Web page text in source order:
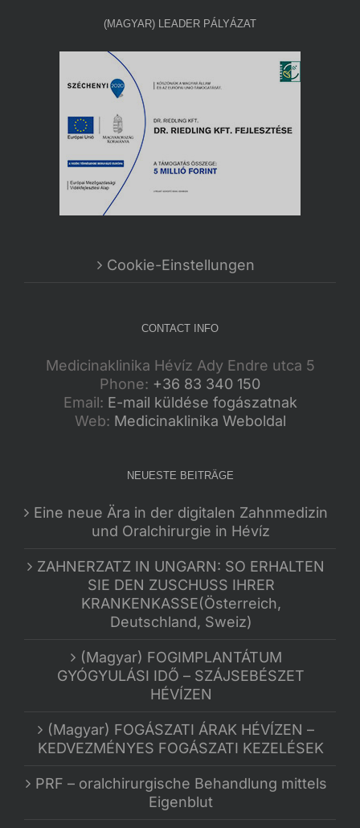
(MAGYAR) LEADER PÁLYÁZAT
Cookie-Einstellungen
CONTACT INFO
Medicinaklinika Hévíz Ady Endre utca 5
Phone: +36 83 340 150
Email: E-mail küldése fogászatnak
Web: Medicinaklinika Weboldal
NEUESTE BEITRÄGE
Eine neue Ära in der digitalen Zahnmedizin
und Oralchirurgie in Hévíz
ZAHNERZATZ IN UNGARN: SO ERHALTEN
SIE DEN ZUSCHUSS IHRER
KRANKENKASSE(Österreich,
Deutschland, Sweiz)
(Magyar) FOGIMPLANTÁTUM
GYÓGYULÁSI IDŐ – SZÁJSEBÉSZET
HÉVÍZEN
(Magyar) FOGÁSZATI ÁRAK HÉVÍZEN –
KEDVEZMÉNYES FOGÁSZATI KEZELÉSEK
PRF – oralchirurgische Behandlung mittels
Eigenblut